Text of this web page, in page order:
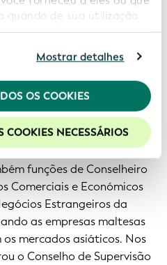
de sua utilização
a utilizar nosso
adicionais em nossa
de cookies para uma
site.
Mostrar detalhes
OS COOKIES
COOKIES NECESSÁRIOS
Vice-Presidente de
e Vice-Presidente
Coreia, Japão e
contribuiu para um
negócios e para a
nas unidades de negócio
global.
funções de Conselheiro
Comerciais e Económicos
Estrangeiros da
as empresas maltesas
mercados asiáticos. Nos
o Conselho de Supervisão